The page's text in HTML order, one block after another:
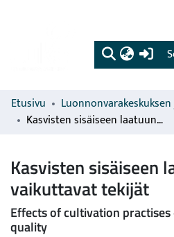
Etusivu
Kasvisten sisäiseen laatuun vaikuttavat tekijät
Kasvisten sisäiseen
vaikuttavat tekijät
Effects of cultivation
quality